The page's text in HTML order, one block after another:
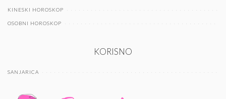
KINESKI HOROSKOP
OSOBNI HOROSKOP
KORISNO
SANJARICA